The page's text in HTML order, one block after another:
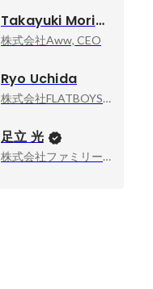
Takayuki Moriya
株式会社Aww, CEO
Ryo Uchida
株式会社FLATBOYS, CEO
足立 光
株式会社ファミリーマート, チーフ・マーケティング・オフィサー（CMO）